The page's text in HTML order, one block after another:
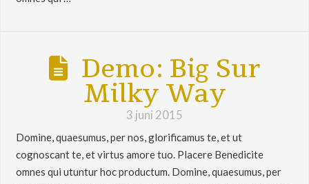
Demo: Big Sur
Milky Way
3 juni 2015
Domine, quaesumus, per nos, glorificamus te, et ut
cognoscant te, et virtus amore tuo. Placere Benedicite
omnes qui utuntur hoc productum. Domine, quaesumus, per